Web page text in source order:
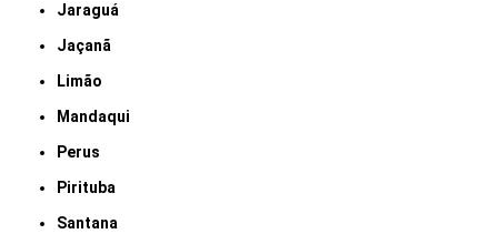
Jaraguá
Jaçanã
Limão
Mandaqui
Perus
Pirituba
Santana